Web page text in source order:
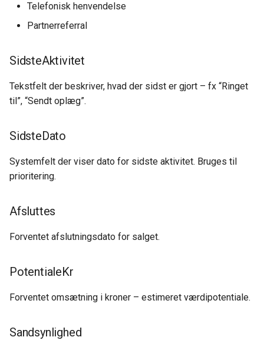
Telefonisk henvendelse
Partnerreferral
SidsteAktivitet
Tekstfelt der beskriver, hvad der sidst er gjort – fx “Ringet
til”, “Sendt oplæg”.
SidsteDato
Systemfelt der viser dato for sidste aktivitet. Bruges til
prioritering.
Afsluttes
Forventet afslutningsdato for salget.
PotentialeKr
Forventet omsætning i kroner – estimeret værdipotentiale.
Sandsynlighed